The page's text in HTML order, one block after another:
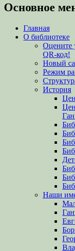
Основное
Перейти
содержимому
Главная
О библиотеке
Оцените
QR-код!
Новый
Режим
История
Наши